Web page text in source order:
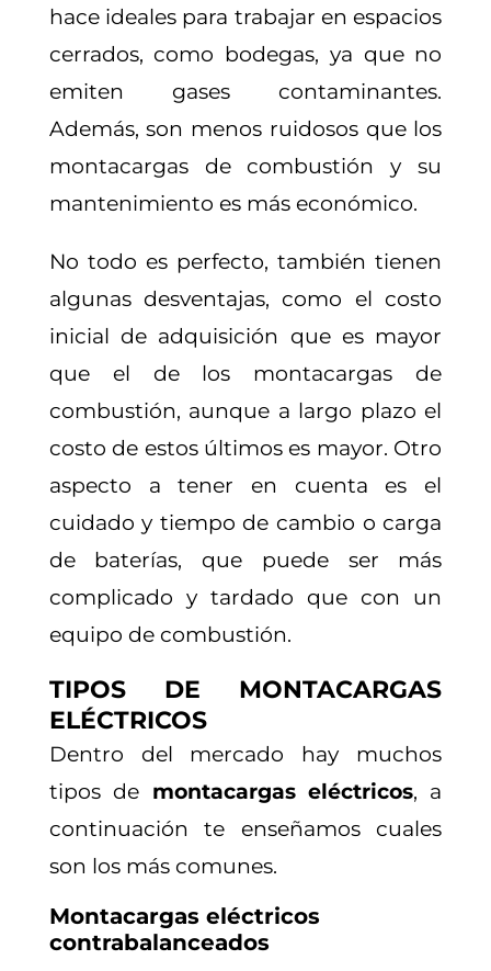
hace ideales para trabajar en espacios
cerrados, como bodegas, ya que no
emiten gases contaminantes.
Además, son menos ruidosos que los
montacargas de combustión y su
mantenimiento es más económico.
No todo es perfecto, también tienen
algunas desventajas, como el costo
inicial de adquisición que es mayor
que el de los montacargas de
combustión, aunque a largo plazo el
costo de estos últimos es mayor. Otro
aspecto a tener en cuenta es el
cuidado y tiempo de cambio o carga
de baterías, que puede ser más
complicado y tardado que con un
equipo de combustión.
TIPOS DE MONTACARGAS
ELÉCTRICOS
Dentro del mercado hay muchos
tipos de montacargas eléctricos, a
continuación te enseñamos cuales
son los más comunes.
Montacargas eléctricos
contrabalanceados